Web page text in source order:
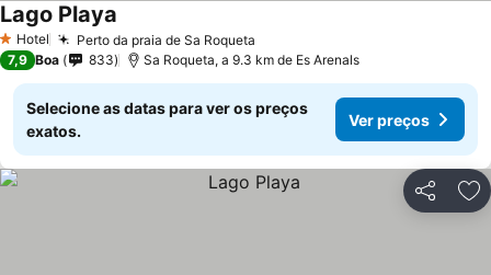
1 Estrelas
Hotel Perto da praia de Sa Roqueta
Lago Playa
7,9 Boa 833 Sa Roqueta, a 9.3 km de Es Arenals
Selecione as datas para ver os preços
exatos.
Ver preços
Partilhar